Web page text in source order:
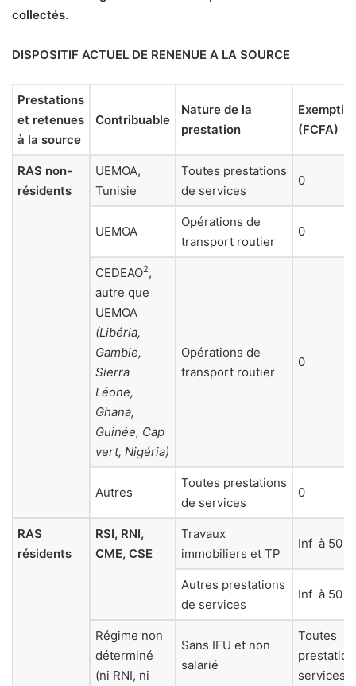
collectés.
DISPOSITIF ACTUEL DE RENENUE A LA SOURCE
Prestations
et retenues
à la source
Contribuable
Nature de la
prestation
(FCFA)
RAS non-
résidents
UEMOA,
Tunisie
Toutes prestations
de services
0
UEMOA
Opérations de
transport routier
0
CEDEAO2,
autre que
UEMOA
(Libéria,
Gambie,
Sierra
Léone,
Ghana,
Guinée, Cap
vert, Nigéria)
Opérations de
transport routier
0
Autres
Toutes prestations
de services
0
RAS
résidents
RSI, RNI,
CME, CSE
Travaux
immobiliers et TP
Inf à 50
Autres prestations
de services
Inf à 50
Régime non
déterminé
(ni RNI, ni
Sans IFU et non
salarié
Toutes
services